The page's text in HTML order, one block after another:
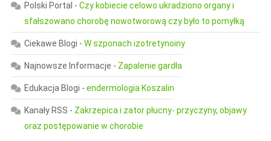
Polski Portal - Czy kobiecie celowo ukradziono organy i
sfałszowano chorobę nowotworową czy było to pomyłką
Ciekawe Blogi - W szponach izotretynoiny
Najnowsze Informacje - Zapalenie gardła
Edukacja Blogi - endermologia Koszalin
Kanały RSS - Zakrzepica i zator płucny- przyczyny, objawy
oraz postępowanie w chorobie